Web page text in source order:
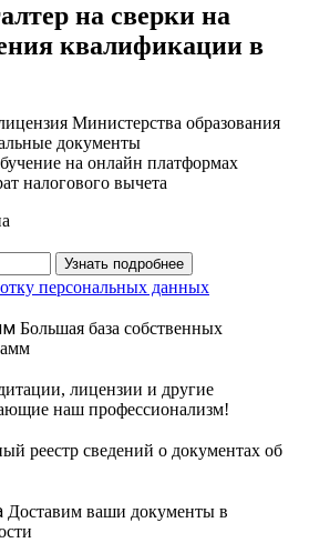
на сверки на
квалификации в
Министерства образования
документы
на онлайн платформах
налогового вычета
Узнать подробнее
персональных данных
Большая база собственных
лицензии и другие
наш профессионализм!
реестр сведений о документах об
Доставим ваши документы в